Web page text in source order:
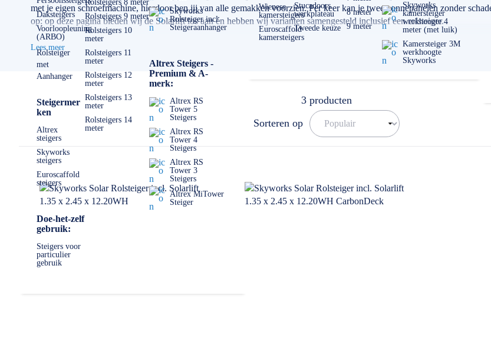
Daksteigers
Voorloopleuning
(ARBO)
Rolsteiger
met
Aanhanger
Steigermer
ken
Altrex
steigers
Skyworks
steigers
Euroscaffold
steigers
Doe-het-zelf
gebruik:
Steigers voor
particulier
gebruik
Rolsteigers 8 meter
Rolsteigers 9 meter
Rolsteigers 10
meter
Rolsteigers 11
meter
Rolsteigers 12
meter
Rolsteigers 13
meter
Rolsteigers 14
meter
Skyworks
Rolsteiger incl.
Steigeraanhanger
Altrex Steigers -
Premium & A-
merk:
Altrex RS
Tower 5
Steigers
Altrex RS
Tower 4
Steigers
Altrex RS
Tower 3
Steigers
Altrex MiTower
Steiger
Wienese
kamersteigers
Euroscaffold
kamersteigers
Stucadoors
werkplateau
Tweede keuze
8 meter
9 meter
Skyworks
kamersteiger
werkhoogte 4
meter (met luik)
Kamersteiger 3M
werkhoogte
Skyworks
met je eigen schroefmachine, hierdoor ben jij van alle gemakken voorzien. Per keer kan je twee zonnepanelen zonder
op: op deze pagina bieden wij de Solarlift los aan én hebben wij varianten samengesteld inclusief een rolsteiger.
✅ Volgende werkdag op locatie
✅ Meedenkende klantenservice
✅ Contact: 0511- 40 25 64, of mail
Lees meer
3producten
Sorteren op